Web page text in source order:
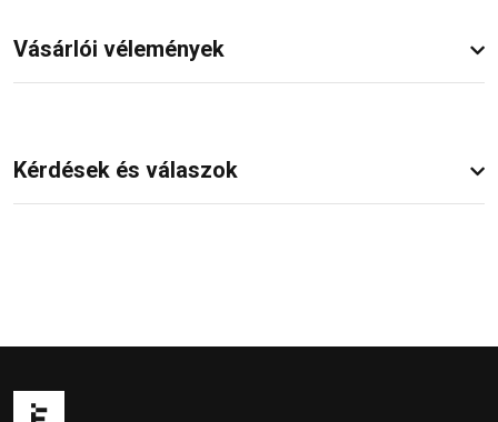
Vásárlói vélemények
Kérdések és válaszok